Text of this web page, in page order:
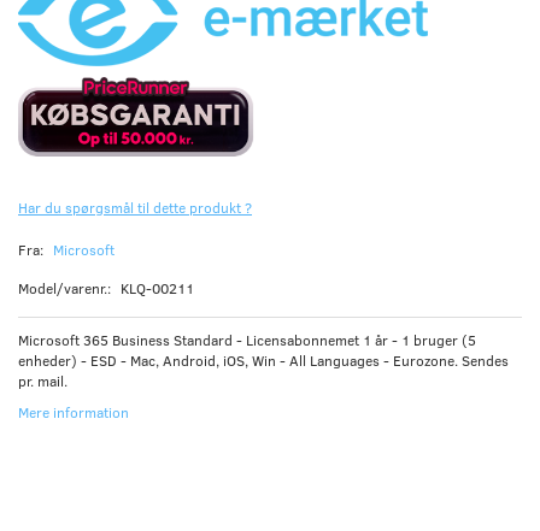
Har du spørgsmål til dette produkt ?
Fra: Microsoft
Model/varenr.: KLQ-00211
Microsoft 365 Business Standard - Licensabonnemet 1 år - 1 bruger (5
enheder) - ESD - Mac, Android, iOS, Win - All Languages - Eurozone. Sendes
pr. mail.
Mere information